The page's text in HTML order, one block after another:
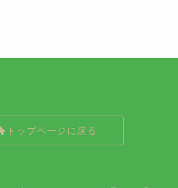
トップページに戻る